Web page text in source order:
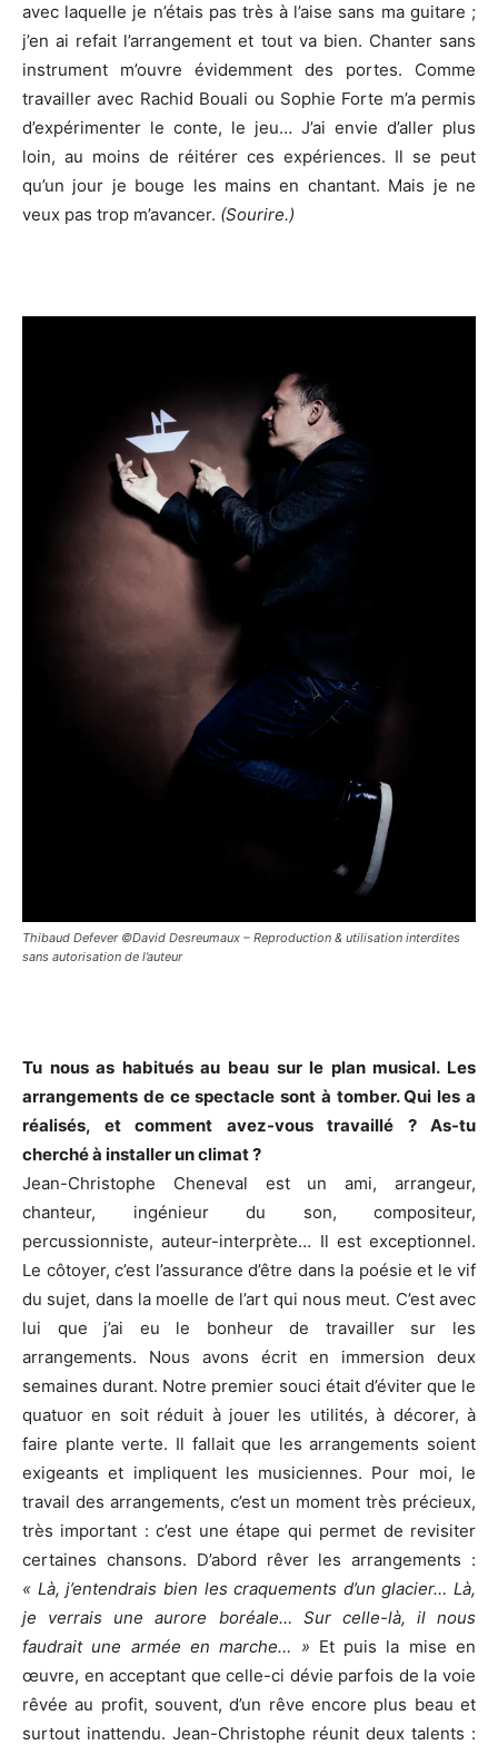
avec laquelle je n’étais pas très à l’aise sans ma guitare ;
j’en ai refait l’arrangement et tout va bien. Chanter sans
instrument m’ouvre évidemment des portes. Comme
travailler avec Rachid Bouali ou Sophie Forte m’a permis
d’expérimenter le conte, le jeu… J’ai envie d’aller plus
loin, au moins de réitérer ces expériences. Il se peut
qu’un jour je bouge les mains en chantant. Mais je ne
veux pas trop m’avancer. (Sourire.)
Thibaud Defever ©David Desreumaux – Reproduction & utilisation interdites
sans autorisation de l’auteur
Tu nous as habitués au beau sur le plan musical. Les
arrangements de ce spectacle sont à tomber. Qui les a
réalisés, et comment avez-vous travaillé ? As-tu
cherché à installer un climat ?
Jean-Christophe Cheneval est un ami, arrangeur,
chanteur, ingénieur du son, compositeur,
percussionniste, auteur-interprète… Il est exceptionnel.
Le côtoyer, c’est l’assurance d’être dans la poésie et le vif
du sujet, dans la moelle de l’art qui nous meut. C’est avec
lui que j’ai eu le bonheur de travailler sur les
arrangements. Nous avons écrit en immersion deux
semaines durant. Notre premier souci était d’éviter que le
quatuor en soit réduit à jouer les utilités, à décorer, à
faire plante verte. Il fallait que les arrangements soient
exigeants et impliquent les musiciennes. Pour moi, le
travail des arrangements, c’est un moment très précieux,
très important : c’est une étape qui permet de revisiter
certaines chansons. D’abord rêver les arrangements :
« Là, j’entendrais bien les craquements d’un glacier… Là,
je verrais une aurore boréale… Sur celle-là, il nous
faudrait une armée en marche… » Et puis la mise en
œuvre, en acceptant que celle-ci dévie parfois de la voie
rêvée au profit, souvent, d’un rêve encore plus beau et
surtout inattendu. Jean-Christophe réunit deux talents :